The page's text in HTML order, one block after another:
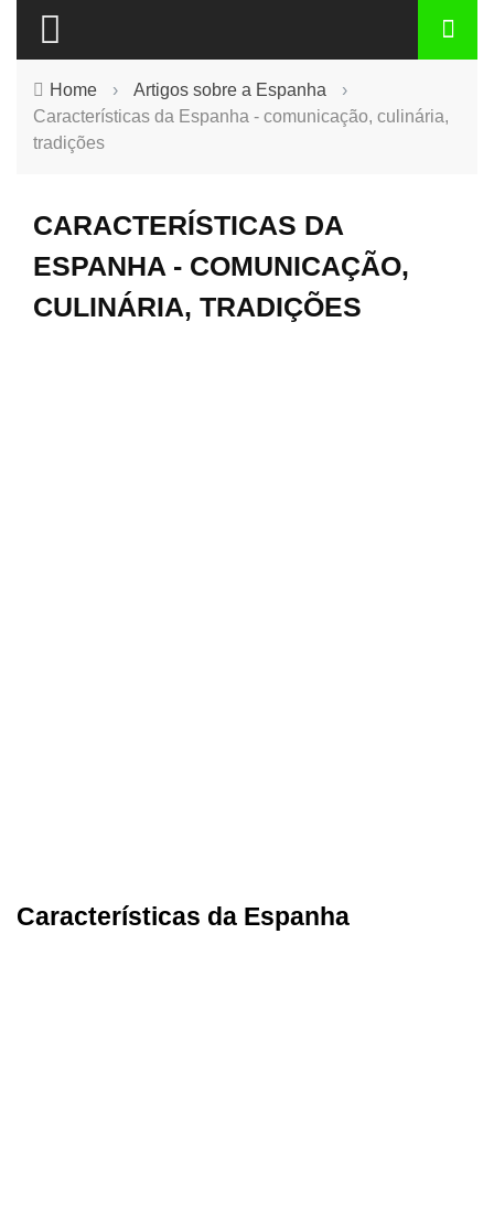
Home › Artigos sobre a Espanha
›
Características da Espanha - comunicação, culinária,
tradições
CARACTERÍSTICAS DA
ESPANHA - COMUNICAÇÃO,
CULINÁRIA, TRADIÇÕES
Características da Espanha